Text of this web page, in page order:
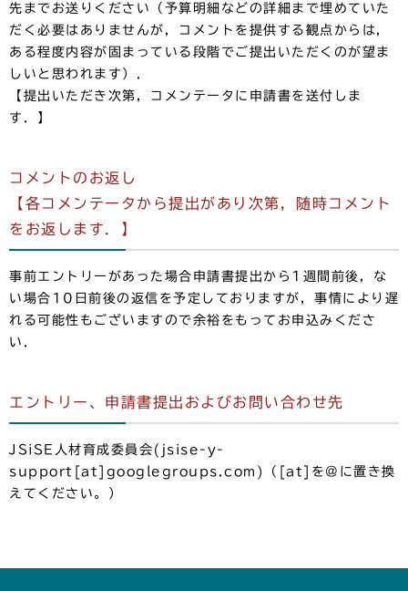
先までお送りください（予算明細などの詳細まで埋めていた
だく必要はありませんが，コメントを提供する観点からは，
ある程度内容が固まっている段階でご提出いただくのが望ま
しいと思われます）．
【提出いただき次第，コメンテータに申請書を送付しま
す．】
コメントのお返し
【各コメンテータから提出があり次第，随時コメント
をお返します．】
事前エントリーがあった場合申請書提出から1週間前後，な
い場合10日前後の返信を予定しておりますが，事情により遅
れる可能性もございますので余裕をもってお申込みくださ
い．
エントリー、申請書提出およびお問い合わせ先
JSiSE人材育成委員会(jsise-y-
support[at]googlegroups.com)（[at]を@に置き換
えてください。）